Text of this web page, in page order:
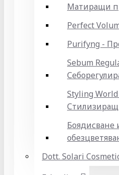
Матиращи
Perfect
Purifyng -
Sebum
Styling World
Боядисване
Dott. Solari